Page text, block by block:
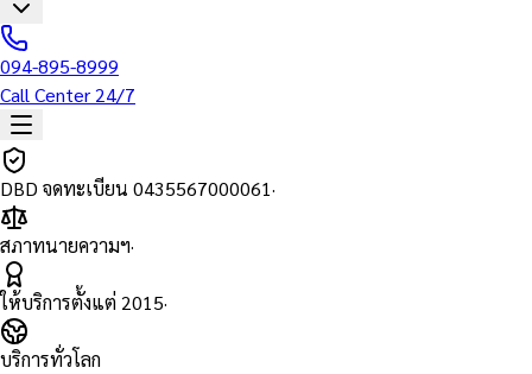
094-895-8999
Call Center 24/7
DBD จดทะเบียน 0435567000061·
สภาทนายความฯ·
ให้บริการตั้งแต่ 2015·
บริการทั่วโลก